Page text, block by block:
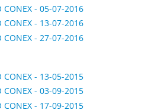
CONEX - 05-07-2016
CONEX - 13-07-2016
CONEX - 27-07-2016
CONEX - 13-05-2015
CONEX - 03-09-2015
CONEX - 17-09-2015